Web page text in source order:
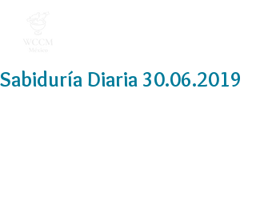
Sabiduría Diaria 30.06.2019